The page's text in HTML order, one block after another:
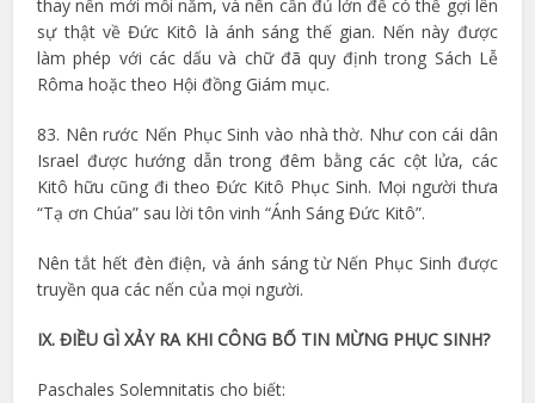
thay nến mới mỗi năm, và nến cần đủ lớn để có thể gợi lên
sự thật về Đức Kitô là ánh sáng thế gian. Nến này được
làm phép với các dấu và chữ đã quy định trong Sách Lễ
Rôma hoặc theo Hội đồng Giám mục.
83. Nên rước Nến Phục Sinh vào nhà thờ. Như con cái dân
Israel được hướng dẫn trong đêm bằng các cột lửa, các
Kitô hữu cũng đi theo Đức Kitô Phục Sinh. Mọi người thưa
“Tạ ơn Chúa” sau lời tôn vinh “Ánh Sáng Đức Kitô”.
Nên tắt hết đèn điện, và ánh sáng từ Nến Phục Sinh được
truyền qua các nến của mọi người.
IX. ĐIỀU GÌ XẢY RA KHI CÔNG BỐ TIN MỪNG PHỤC SINH?
Paschales Solemnitatis cho biết: